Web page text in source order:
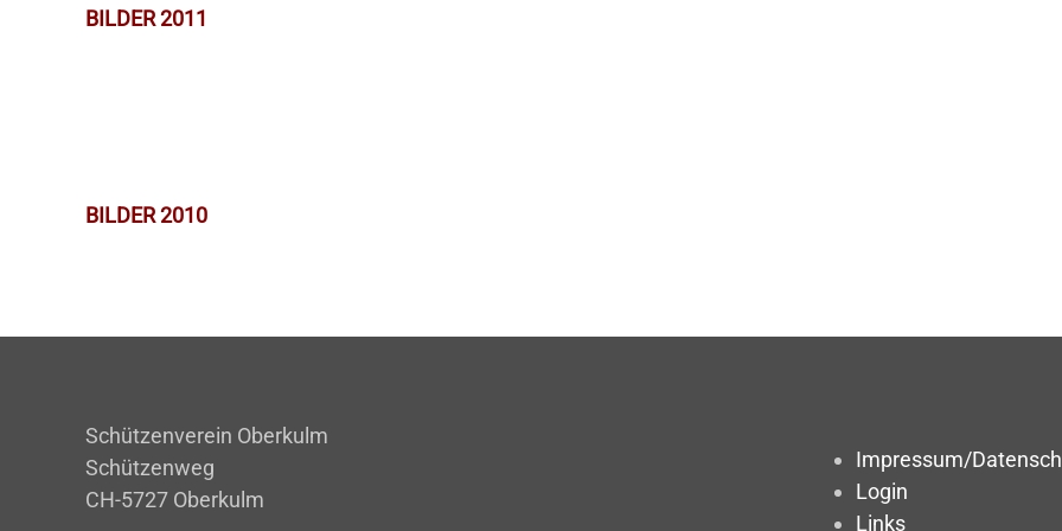
BILDER 2011
BILDER 2010
Schützenverein Oberkulm
Schützenweg
CH-5727 Oberkulm
Impressum/
Login
Links